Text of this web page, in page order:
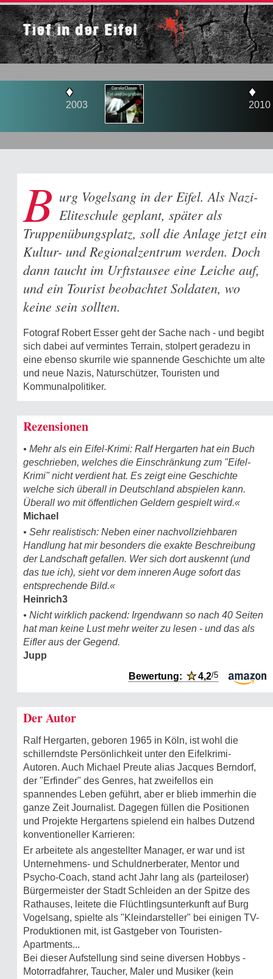
Tief in der Eifel
B urg Vogelsang in der Eifel. Als Nazi-
Eliteschule geplant, später als
Truppenübungsplatz, soll die Anlage jetzt ein
Kultur- und Regionalzentrum werden. Doch
dann taucht im Urftstausee eine Leiche auf,
und ein Tourist beobachtet Soldaten, wo
keine sein sollten.
Fotograf Robert Esser geht der Sache nach - und begibt
sich dabei auf vermintes Terrain, stolpert geradezu in
eine ebenso skurrile wie spannende Geschichte um alte
und neue Nazis, Naturschützer, Touristen und
Kommunalpolitiker.
Rezensionen
• Mehr als ein Eifel-Krimi: Ralf Hergarten hat ein Buch
geschrieben, welches die Einschränkung zum "Eifel-
Krimi" nicht verdient hat. Es zeigt eine Geschichte
welche sich überall in Deutschland abspielen kann.
Überall wo mit öffentlichen Geldern gespielt wird.«
Michael
• Sehr realistisch: Neben einer nachvollziehbaren
Handlung hat mir besonders die exakte Beschreibung
der Landschaft gefallen. Wer sich dort auskennt (und
das tue ich), sieht vor dem inneren Auge sofort das
entsprechende Bild.«
Heinrich3
• Nicht wirklich packend: Irgendwann so nach 40 Seiten
hat man keine Lust mehr weiter zu lesen - und das als
Eifler aus der Gegend.
Jupp
Bewertung:★4,2/5
Der Autor
Ralf Hergarten, geboren 1965 in Köln, ist wohl die
schillerndste Persönlichkeit unter den Eifelkrimi-
Autoren. Auch Michael Preute alias Jacques Berndorf,
der "Erfinder" des Genres, hat zweifellos ein
spannendes Leben geführt, aber er blieb immerhin die
ganze Zeit Journalist. Dagegen füllen die Positionen
und Projekte Hergartens spielend ein halbes Dutzend
konventioneller Karrieren:
Er arbeitete als angestellter Manager, er war und ist
Unternehmens- und Schuldnerberater, Mentor und
Psycho-Coach, stand acht Jahr lang als (parteiloser)
Bürgermeister der Stadt Schleiden an der Spitze des
Rathauses, leitete die Flüchtlingsunterkunft auf Burg
Vogelsang, spielte als "Kleindarsteller" bei einigen TV-
Produktionen mit, ist Gastgeber von Touristen-
Apartments...
Bei dieser Aufstellung sind seine diversen Hobbys -
Motorradfahrer, Taucher, Maler und Musiker (kein